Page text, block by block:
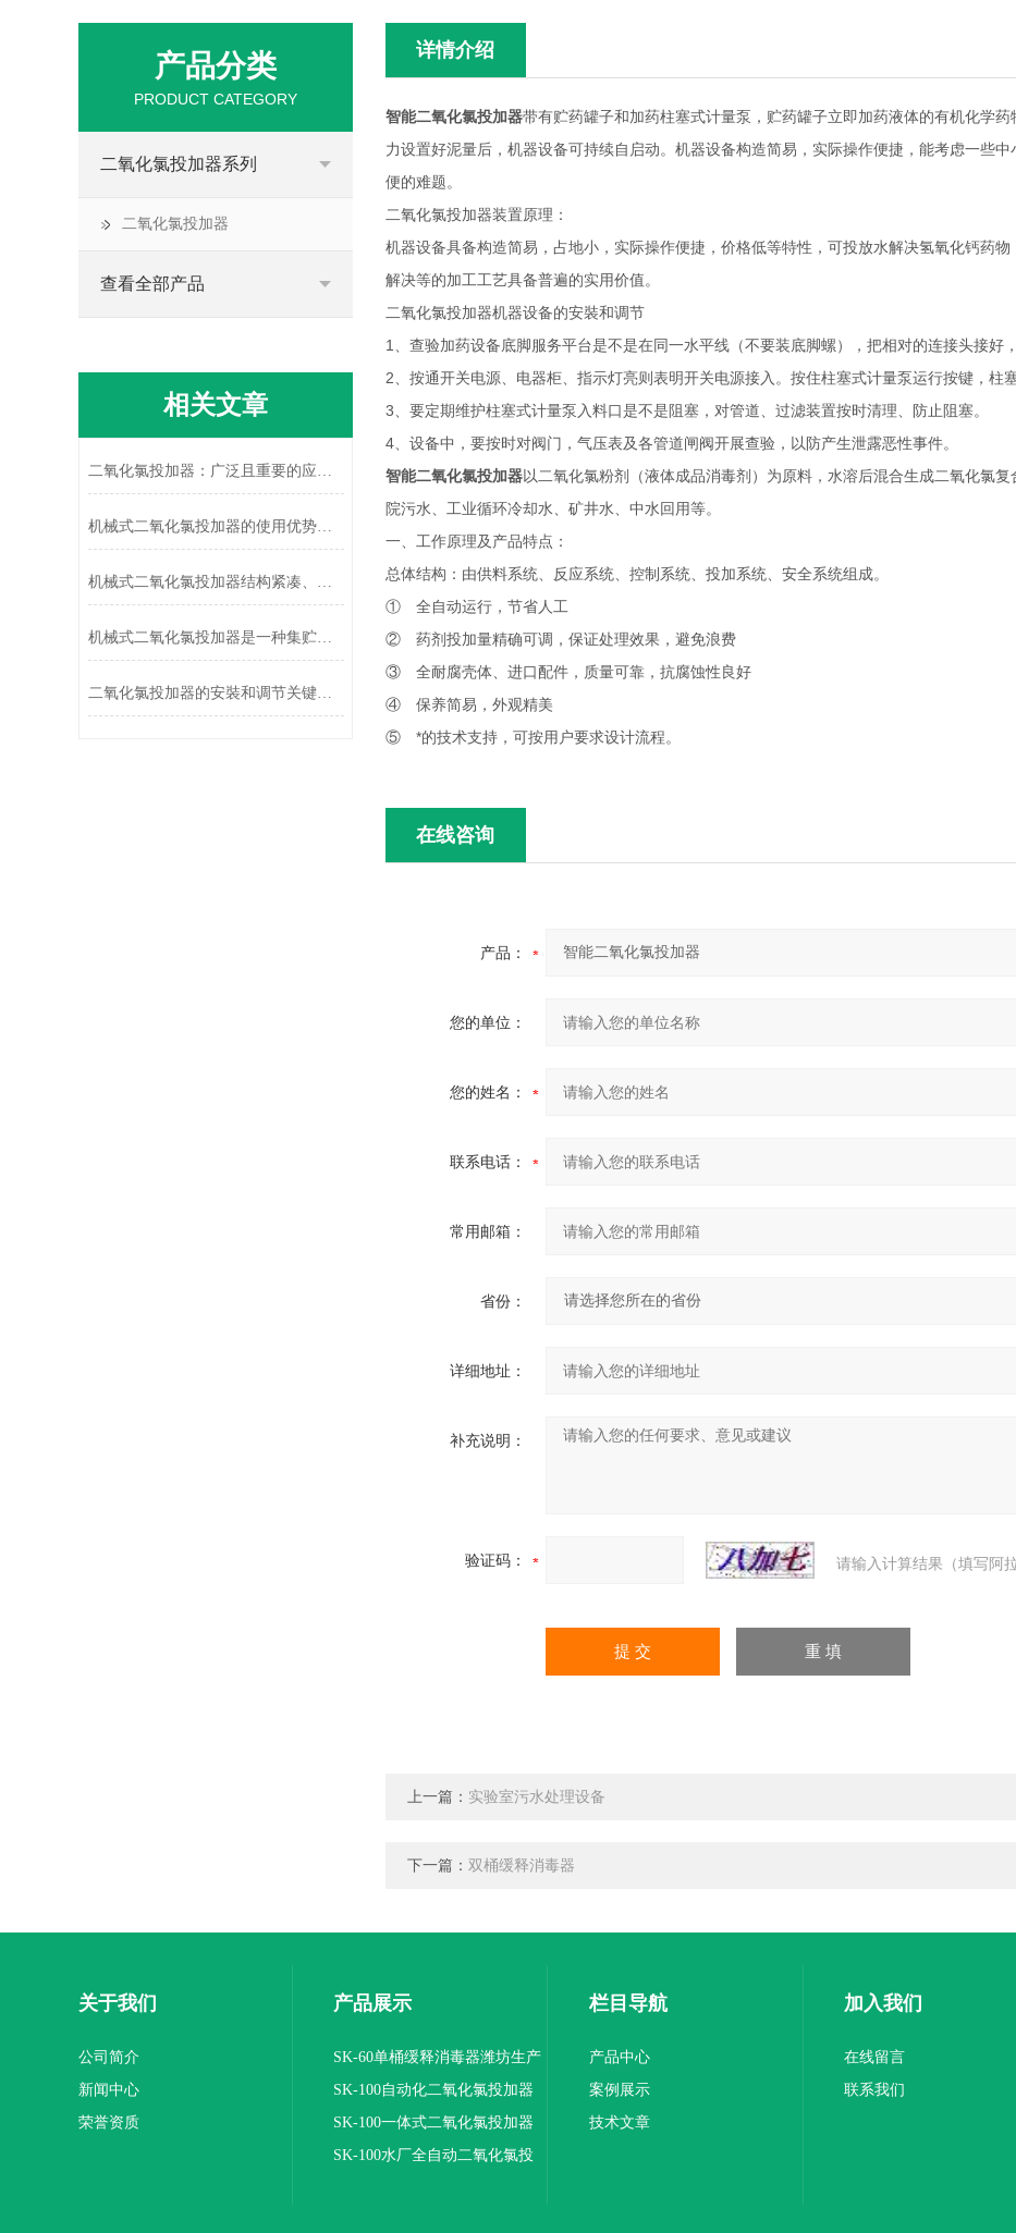
详情介绍
智能二氧化氯投加器带有贮药罐子和加药柱塞式计量泵，贮药罐子立即加药液体的有机化学
力设置好泥量后，机器设备可持续自启动。机器设备构造简易，实际操作便捷，能考虑一些
便的难题。
二氧化氯投加器装置原理：
机器设备具备构造简易，占地小，实际操作便捷，价格低等特性，可投放水解决氢氧化钙药
解决等的加工工艺具备普遍的实用价值。
二氧化氯投加器机器设备的安裝和调节
1、查验加药设备底脚服务平台是不是在同一水平线（不要装底脚螺），把相对的连接头接好
2、按通开关电源、电器柜、指示灯亮则表明开关电源接入。按住柱塞式计量泵运行按键，柱
3、要定期维护柱塞式计量泵入料口是不是阻塞，对管道、过滤装置按时清理、防止阻塞。
4、设备中，要按时对阀门，气压表及各管道闸阀开展查验，以防产生泄露恶性事件。
智能二氧化氯投加器以二氧化氯粉剂（液体成品消毒剂）为原料，水溶后混合生成二氧化氯
院污水、工业循环冷却水、矿井水、中水回用等。
一、工作原理及产品特点：
总体结构：由供料系统、反应系统、控制系统、投加系统、安全系统组成。
① 全自动运行，节省人工
② 药剂投加量精确可调，保证处理效果，避免浪费
③ 全耐腐壳体、进口配件，质量可靠，抗腐蚀性良好
④ 保养简易，外观精美
⑤ *的技术支持，可按用户要求设计流程。
在线咨询
产品：
您的单位：
您的姓名：
联系电话：
常用邮箱：
省份：
详细地址：
补充说明：
验证码： 请输入计算结果（填写阿
上一篇： 实验室污水处理设备
下一篇： 双桶缓释消毒器
产品分类
PRODUCT CATEGORY
二氧化氯投加器系列
二氧化氯投加器
查看全部产品
相关文章
二氧化氯投加器：广泛且重要的应用之选
机械式二氧化氯投加器的使用优势有哪些？
机械式二氧化氯投加器结构紧凑、安全可靠
机械式二氧化氯投加器是一种集贮存、输送与自动控制于一体的成套设备
二氧化氯投加器的安裝和调节关键要点
关于我们
公司简介
新闻中心
荣誉资质
产品展示
SK-60单桶缓释消毒器潍坊生产
SK-100自动化二氧化氯投加器
装置
SK-100一体式二氧化氯投加器
报价
SK-100水厂全自动二氧化氯投
栏目导航
产品中心
案例展示
技术文章
加入我们
在线留言
联系我们